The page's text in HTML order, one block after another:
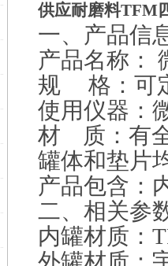
供应耐磨料TFM
一、产品信
产品名称：
规 格：可
使用仪器：
材 质：有全
罐体和垫片
产品包含：
二、相关参
内罐材质：